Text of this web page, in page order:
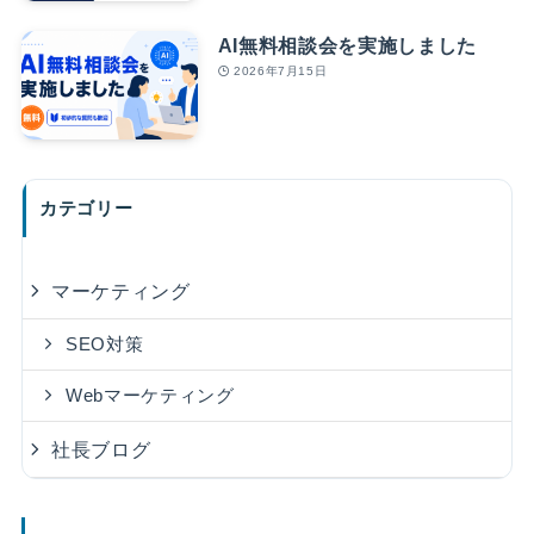
AI無料相談会を実施しました
2026年7月15日
カテゴリー
マーケティング
SEO対策
Webマーケティング
社長ブログ